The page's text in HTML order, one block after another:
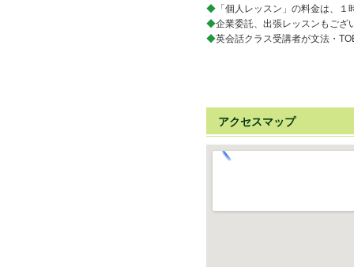
◆ 「個人レッスン」の料金は、
◆企業委託、出張レッスンもござ
◆英会話クラス受講者が文法・
アクセスマップ